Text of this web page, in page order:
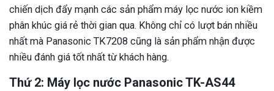
chiến dịch đẩy mạnh các sản phẩm máy lọc nước ion kiềm
phân khúc giá rẻ thời gian qua. Không chỉ có lượt bán nhiều
nhất mà Panasonic TK7208 cũng là sản phẩm nhận được
nhiều đánh giá tốt nhất từ khách hàng.
Thứ 2: Máy lọc nước Panasonic TK-AS44